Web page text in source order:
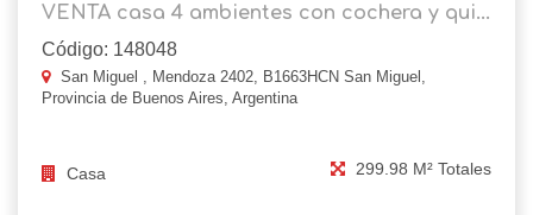
VENTA casa 4 ambientes con cochera y qui...
Código: 148048
San Miguel , Mendoza 2402, B1663HCN San Miguel,
Provincia de Buenos Aires, Argentina
Casa 299.98 M² Totales